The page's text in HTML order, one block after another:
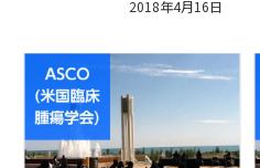
2018年4月16日